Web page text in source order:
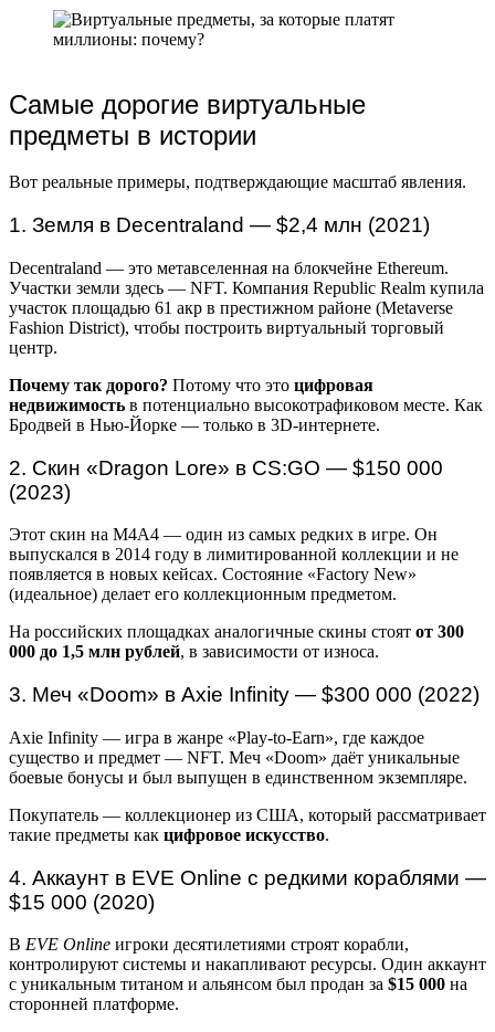
Самые дорогие виртуальные
предметы в истории
Вот реальные примеры, подтверждающие масштаб явления.
1. Земля в Decentraland — $2,4 млн (2021)
Decentraland — это метавселенная на блокчейне Ethereum.
Участки земли здесь — NFT. Компания Republic Realm купила
участок площадью 61 акр в престижном районе (Metaverse
Fashion District), чтобы построить виртуальный торговый
центр.
Почему так дорого? Потому что это цифровая
недвижимость в потенциально высокотрафиковом месте. Как
Бродвей в Нью-Йорке — только в 3D-интернете.
2. Скин «Dragon Lore» в CS:GO — $150 000
(2023)
Этот скин на M4A4 — один из самых редких в игре. Он
выпускался в 2014 году в лимитированной коллекции и не
появляется в новых кейсах. Состояние «Factory New»
(идеальное) делает его коллекционным предметом.
На российских площадках аналогичные скины стоят от 300
000 до 1,5 млн рублей, в зависимости от износа.
3. Меч «Doom» в Axie Infinity — $300 000 (2022)
Axie Infinity — игра в жанре «Play-to-Earn», где каждое
существо и предмет — NFT. Меч «Doom» даёт уникальные
боевые бонусы и был выпущен в единственном экземпляре.
Покупатель — коллекционер из США, который рассматривает
такие предметы как цифровое искусство.
4. Аккаунт в EVE Online с редкими кораблями —
$15 000 (2020)
В EVE Online игроки десятилетиями строят корабли,
контролируют системы и накапливают ресурсы. Один аккаунт
с уникальным титаном и альянсом был продан за $15 000 на
сторонней платформе.